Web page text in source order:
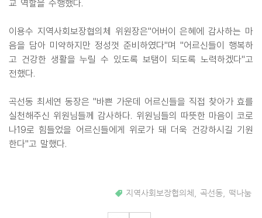
교 역할을 수행했다.
이용수 지역사회보장협의체 위원장은"어버이 은혜에 감사하는 마
음을 담아 미약하지만 정성껏 준비하였다"며 "어르신들이 행복하
고 건강한 생활을 누릴 수 있도록 보탬이 되도록 노력하겠다"고
전했다.
곡선동 최세연 동장은 "바쁜 가운데 어르신들을 직접 찾아가 효를
실천해주신 위원님들께 감사하다. 위원님들의 따뜻한 마음이 코로
나19로 힘들었을 어르신들에게 위로가 돼 더욱 건강하시길 기원
한다"고 말했다.
지역사회보장협의체 곡선동 떡나눔